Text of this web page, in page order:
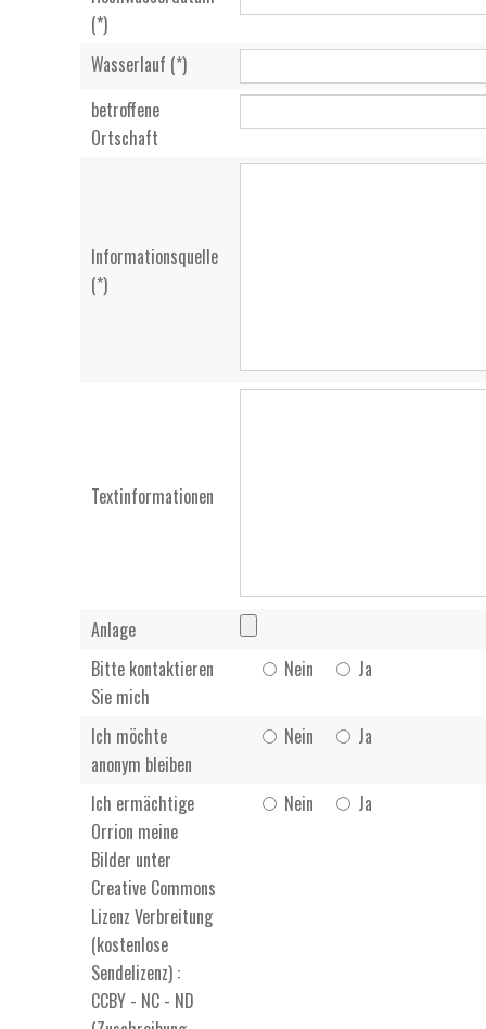
(*)
Wasserlauf (*)
betroffene
Ortschaft
Informationsquelle
(*)
Textinformationen
Anlage
Bitte kontaktieren
Sie mich
Nein Ja
Ich möchte
anonym bleiben
Nein Ja
Ich ermächtige
Orrion meine
Bilder unter
Creative Commons
Lizenz Verbreitung
(kostenlose
Sendelizenz) :
CCBY - NC - ND
Nein Ja